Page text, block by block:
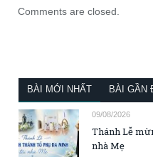
Comments are closed.
BÀI MỚI NHẤT BÀI GẦN
09/08/2026
Thánh Lễ
nhà Mẹ